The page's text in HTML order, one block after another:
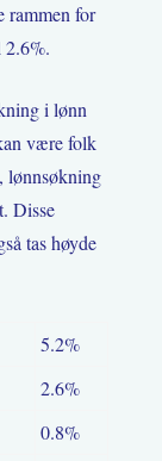
rammen for
2.6%.
i lønn
være folk
lønnsøkning
Disse
tas høyde
5.2%
2.6%
0.8%